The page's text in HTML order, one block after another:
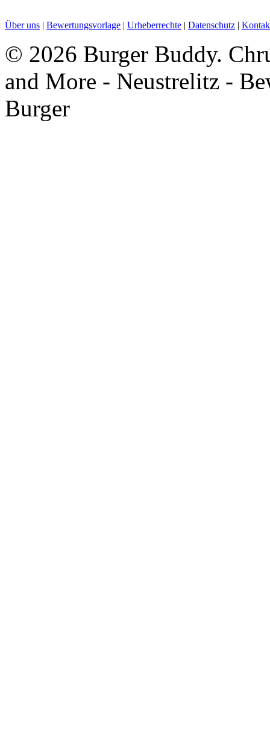
Über uns | Bewertungsvorlage | Urheberrechte | Datenschutz |
© 2026 Burger Buddy.
and More - Neustrelitz -
Burger